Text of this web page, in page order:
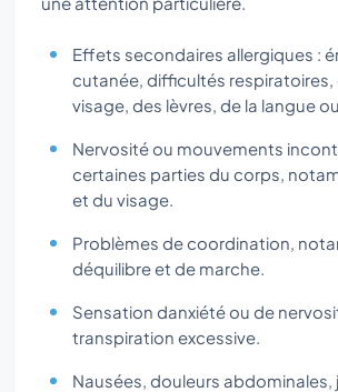
Effets secondaires allergiques :
cutanée, difficultés
visage, des lèvres, de la langue
Nervosité ou mouvements
certaines parties du corps,
et du visage.
Problèmes de coordination,
déquilibre et de marche.
Sensation danxiété ou de
transpiration excessive.
Nausées, douleurs abdominales,